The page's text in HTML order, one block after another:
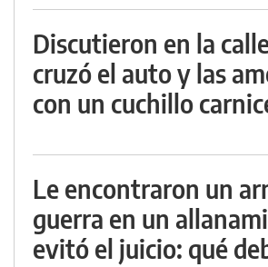
Discutieron en la
cruzó el auto y las
con un cuchillo
Le encontraron un
guerra en un
evitó el juicio: qué